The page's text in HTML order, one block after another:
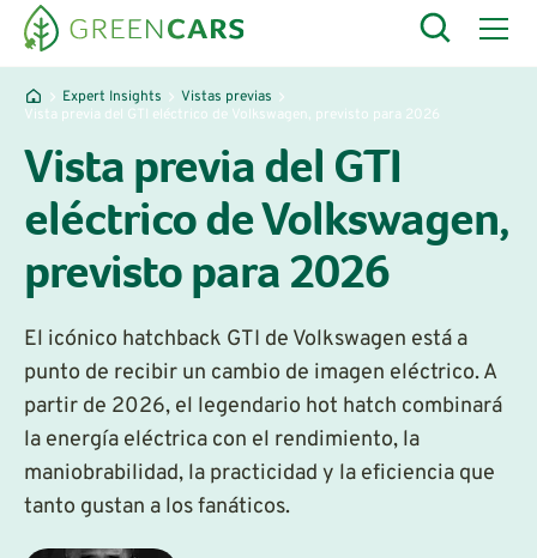
Expert Insights
Vistas previas
Vista previa del GTI eléctrico de Volkswagen, previsto para 2026
Vista previa del GTI
eléctrico de Volkswagen,
previsto para 2026
El icónico hatchback GTI de Volkswagen está a
punto de recibir un cambio de imagen eléctrico. A
partir de 2026, el legendario hot hatch combinará
la energía eléctrica con el rendimiento, la
maniobrabilidad, la practicidad y la eficiencia que
tanto gustan a los fanáticos.